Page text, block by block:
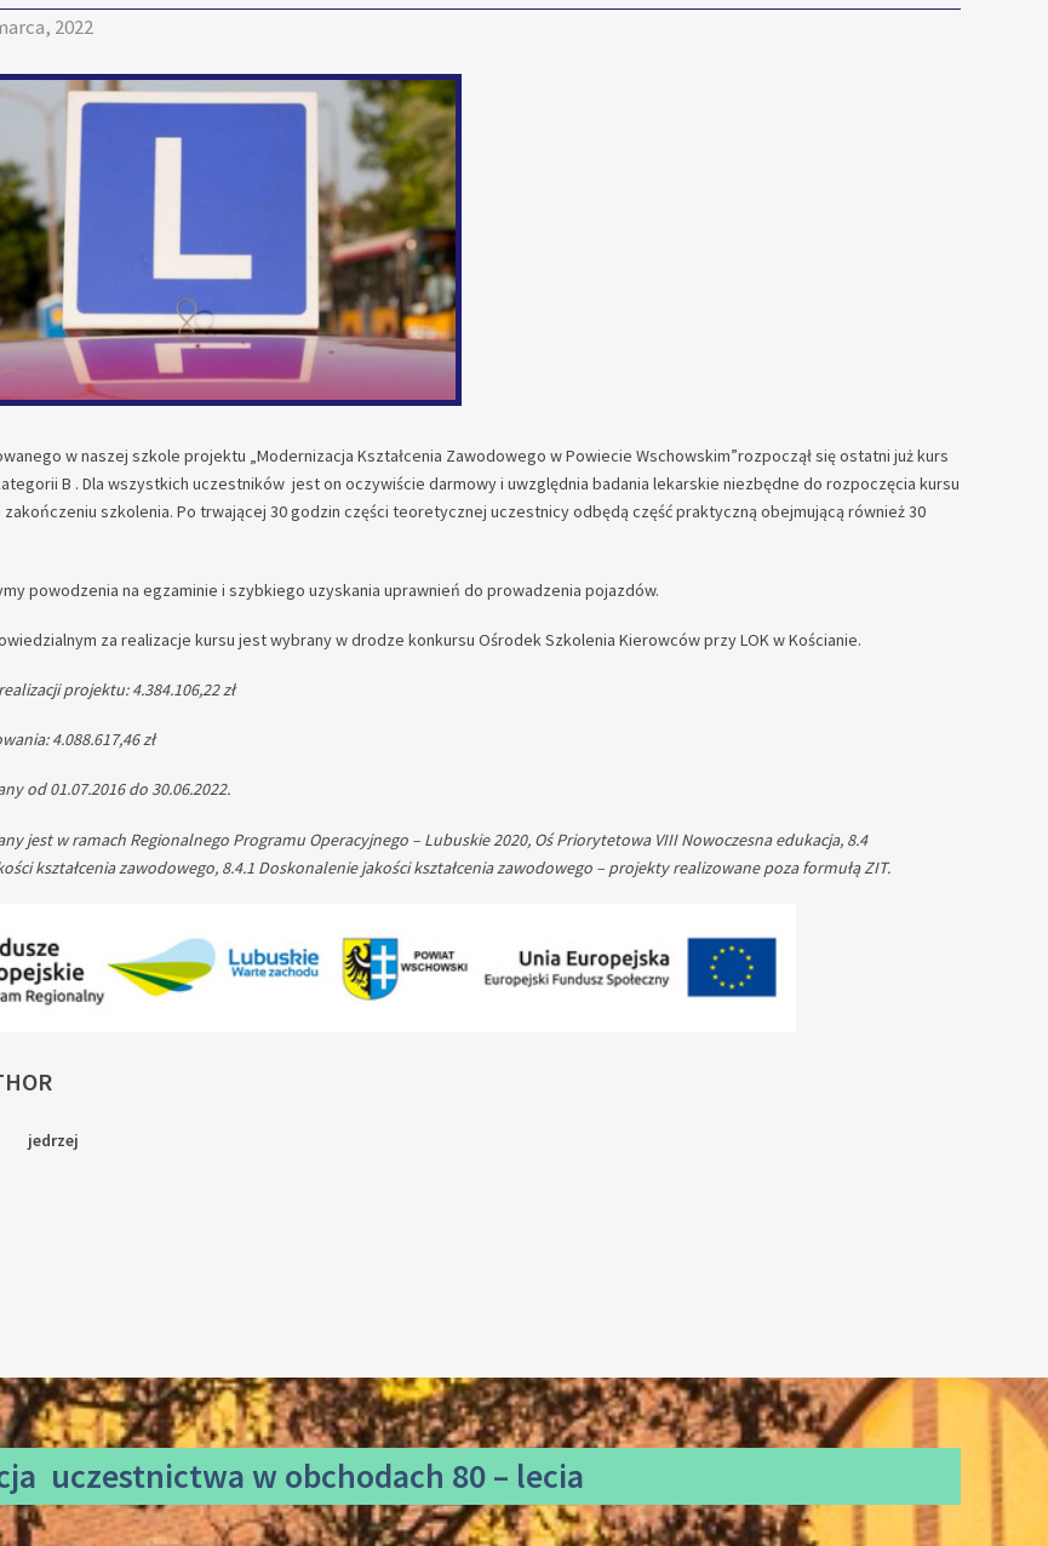
2022
w naszej szkole projektu „Modernizacja Kształcenia Zawodowego w Powiecie Wschowskim”rozpoczął się ostatni już kurs
B . Dla wszystkich uczestników jest on oczywiście darmowy i uwzględnia badania lekarskie niezbędne do rozpoczęcia kursu
szkolenia. Po trwającej 30 godzin części teoretycznej uczestnicy odbędą część praktyczną obejmującą również 30
powodzenia na egzaminie i szybkiego uzyskania uprawnień do prowadzenia pojazdów.
za realizacje kursu jest wybrany w drodze konkursu Ośrodek Szkolenia Kierowców przy LOK w Kościanie.
projektu: 4.384.106,22 zł
4.088.617,46 zł
od 01.07.2016 do 30.06.2022.
jest w ramach Regionalnego Programu Operacyjnego – Lubuskie 2020, Oś Priorytetowa VIII Nowoczesna edukacja, 8.4
kształcenia zawodowego, 8.4.1 Doskonalenie jakości kształcenia zawodowego – projekty realizowane poza formułą ZIT.
jedrzej
uczestnictwaw obchodach 80 – lecia